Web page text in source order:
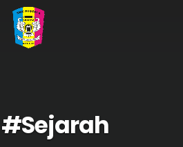
#Sejarah